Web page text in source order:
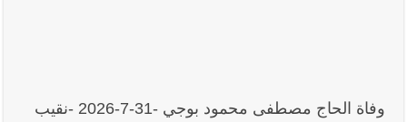
وفاة الحاج مصطفى محمود بوجي -31-7-2026 -نقيب